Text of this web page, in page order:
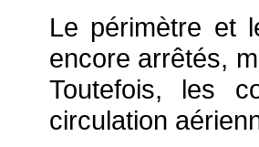
Le périmètre et
encore arrêtés,
Toutefois, les
circulation